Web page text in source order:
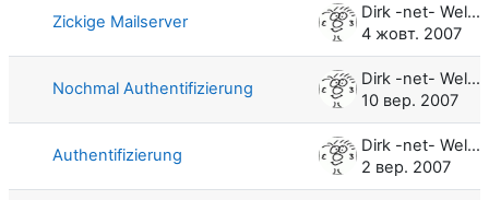
Zickige Mailserver
Dirk -net- Weller
4 жовт. 2007
Nochmal Authentifizierung
Dirk -net- Weller
10 вер. 2007
Authentifizierung
Dirk -net- Weller
2 вер. 2007